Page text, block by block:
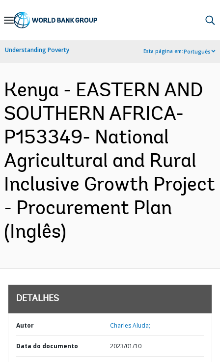
Skip
Navigation
Understanding Poverty Esta página em:Português
Kenya - EASTERN AND
SOUTHERN AFRICA-
P153349- National
Agricultural and Rural
Inclusive Growth Project
- Procurement Plan
(Inglês)
DETALHES
Autor Charles Aluda;
Data do documento 2023/01/10